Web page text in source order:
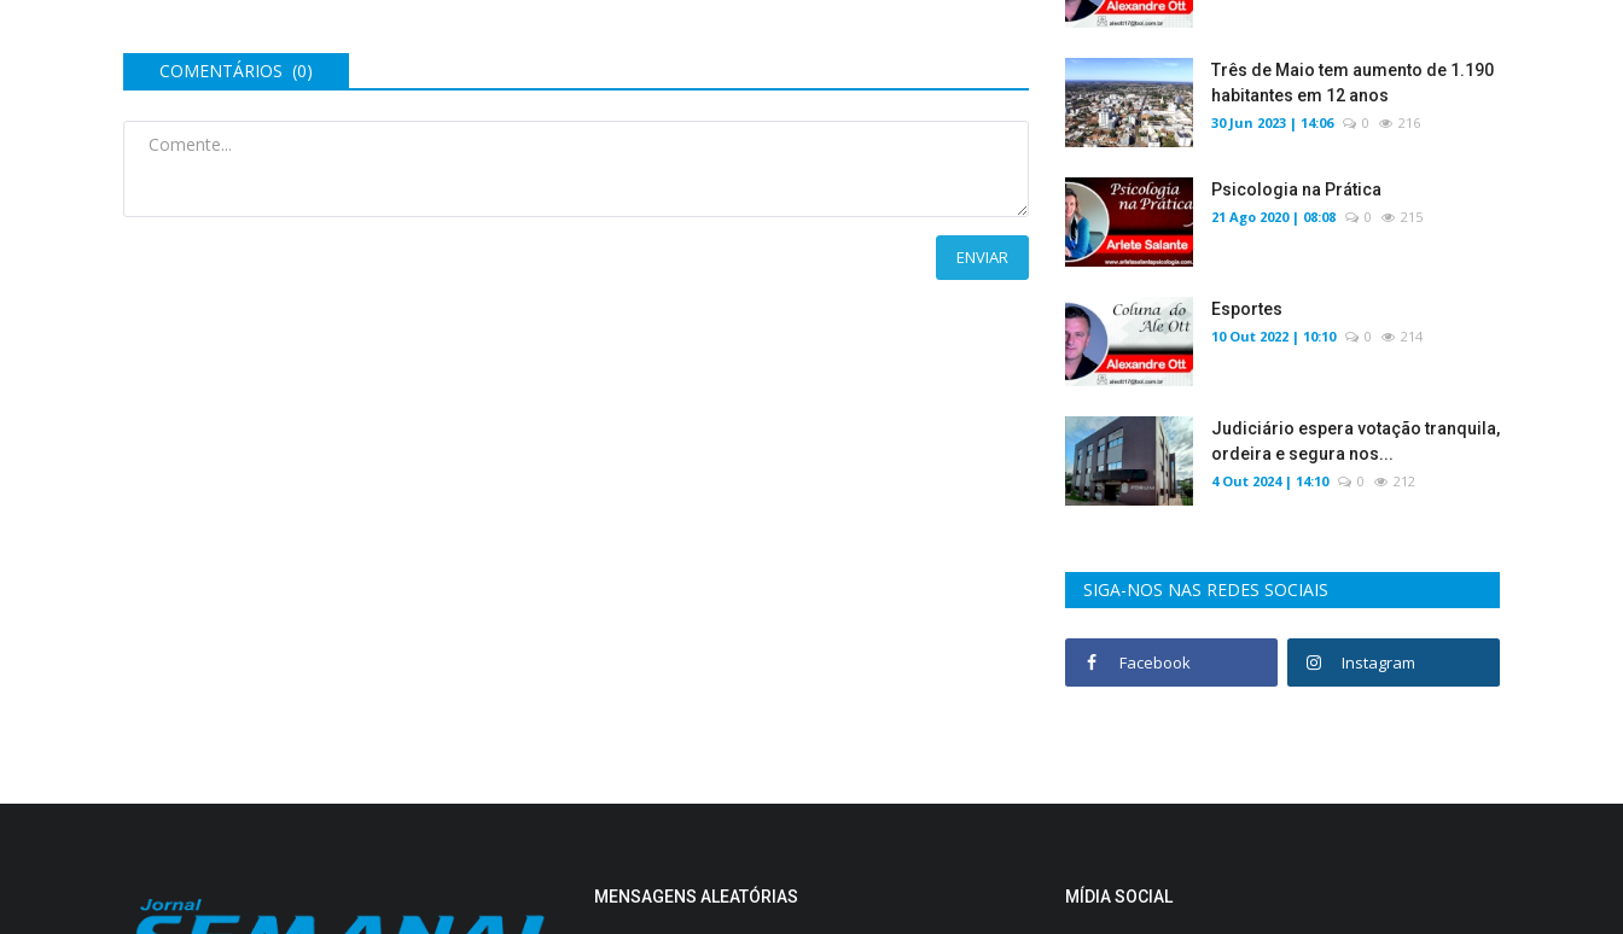
COMENTÁRIOS (0)
ENVIAR
Três de Maio tem aumento de 1.190
habitantes em 12 anos
30 Jun 2023 | 14:06 0 216
Psicologia na Prática
21 Ago 2020 | 08:08 0 215
Esportes
10 Out 2022 | 10:10 0 214
Judiciário espera votação tranquila,
ordeira e segura nos...
4 Out 2024 | 14:10 0 212
SIGA-NOS NAS REDES SOCIAIS
Facebook Instagram
MENSAGENS ALEATÓRIAS MÍDIA SOCIAL